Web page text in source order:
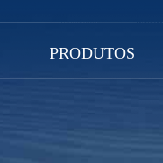
PRODUTOS